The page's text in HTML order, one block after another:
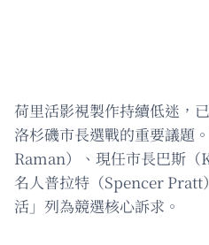
荷里活影視製作持續低迷，
洛杉磯市長選戰的重要議題
Raman）、現任市長巴斯（
名人普拉特（Spencer Pratt
活」列為競選核心訴求。